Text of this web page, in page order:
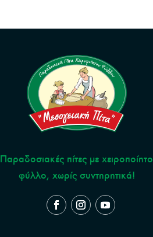
Παραδοσιακές πίτες με χειροποίητο
φύλλο, χωρίς συντηρητικά!